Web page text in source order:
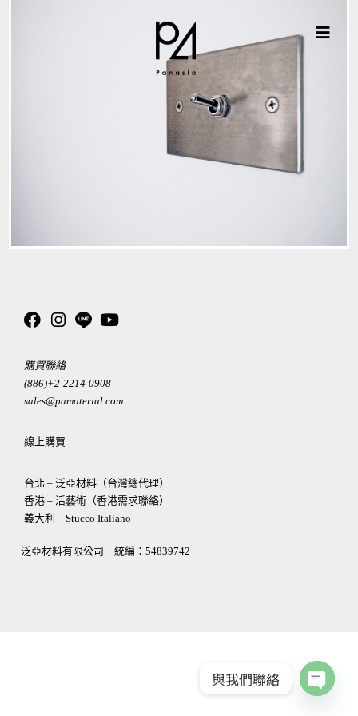
購買聯絡
(886)+2-2214-0908
sales@pamaterial.com
線上購買
台北 – 泛亞材料（台灣總代理）
香港 – 活藝術（香港需求聯絡）
義大利 – Stucco Italiano
泛亞材料有限公司｜統編： 54839742
與我們聯絡